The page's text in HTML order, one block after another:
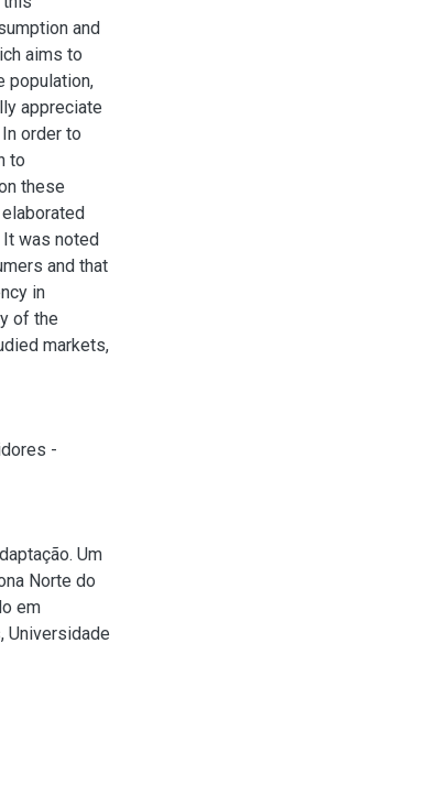
and
aims to
population,
appreciate
order to
to
these
was noted
and that
in
of the
markets,
-
Um
Norte do
em
Universidade